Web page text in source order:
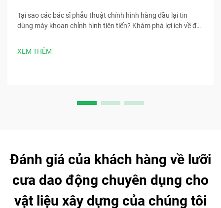
Tại sao các bác sĩ phẫu thuật chỉnh hình hàng đầu lại tin
dùng máy khoan chỉnh hình tiên tiến? Khám phá lợi ích về độ
các phương pháp tốt nhất trong phẫu thuật.
XEM THÊM
Đánh giá của khách hàng về lưỡi
cưa dao động chuyên dụng cho
vật liệu xây dựng của chúng tôi